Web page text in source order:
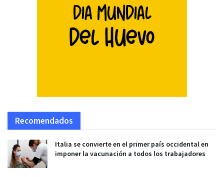
Recomendados
Italia se convierte en el primer país occidental en
imponer la vacunación a todos los trabajadores